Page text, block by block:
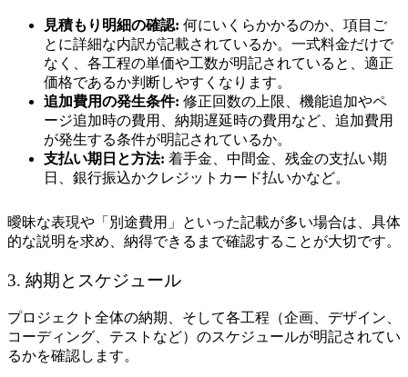
見積もり明細の確認: 何にいくらかかるのか、項目ご
とに詳細な内訳が記載されているか。一式料金だけで
なく、各工程の単価や工数が明記されていると、適正
価格であるか判断しやすくなります。
追加費用の発生条件: 修正回数の上限、機能追加やペ
ージ追加時の費用、納期遅延時の費用など、追加費用
が発生する条件が明記されているか。
支払い期日と方法: 着手金、中間金、残金の支払い期
日、銀行振込かクレジットカード払いかなど。
曖昧な表現や「別途費用」といった記載が多い場合は、具体
的な説明を求め、納得できるまで確認することが大切です。
3. 納期とスケジュール
プロジェクト全体の納期、そして各工程（企画、デザイン、
コーディング、テストなど）のスケジュールが明記されてい
るかを確認します。